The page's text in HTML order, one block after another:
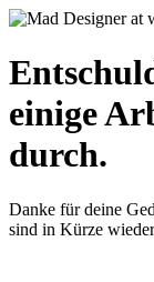
einige
durch.
Danke für deine
sind in Kürze